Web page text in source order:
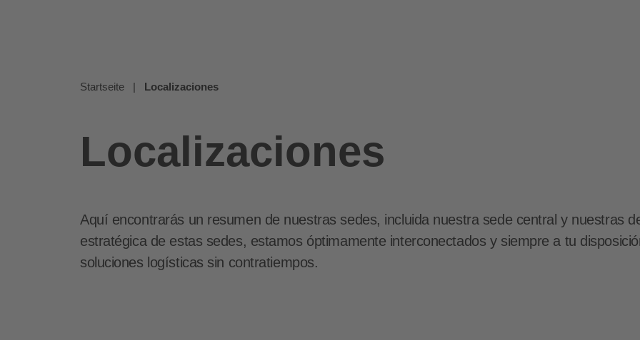
Startseite | Localizaciones
Localizaciones
Aquí encontrarás un resumen de nuestras sedes, incluida nuestra sede central y nuestras
estratégica de estas sedes, estamos óptimamente interconectados y siempre a tu
soluciones logísticas sin contratiempos.